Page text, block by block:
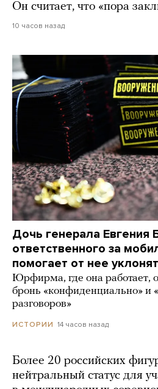
Он считает, что «пора
10 часов назад
Дочь генерала Евгения
ответственного за
помогает от нее
Юрфирма, где она работает,
бронь «конфиденциально» и
разговоров»
ИСТОРИИ 14 часов назад
Более 20 российских
нейтральный статус для